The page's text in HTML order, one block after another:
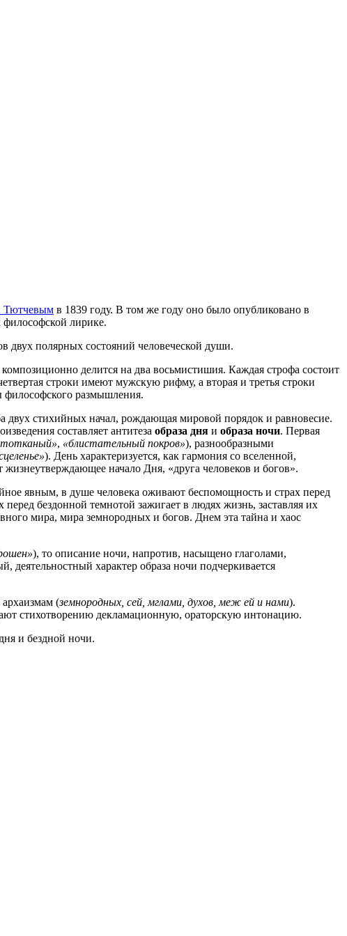
в 1839 году. В том же году оно было опубликовано в
лирике.
двух полярных состояний человеческой души.
делится на два восьмистишия. Каждая строфа состоит
строки имеют мужскую рифму, а вторая и третья строки
размышления.
двух стихийных начал, рождающая мировой порядок и равновесие.
составляет антитеза образа дня и образа ночи. Первая
, «блистательный покров»), разнообразными
). День характеризуется, как гармония со вселенной,
жизнеутверждающее начало Дня, «друга человеков и богов».
явным, в душе человека оживают беспомощность и страх перед
бездонной темнотой зажигает в людях жизнь, заставляя их
мира, мира земнородных и богов. Днем эта тайна и хаос
), то описание ночи, напротив, насыщено глаголами,
деятельностный характер образа ночи подчеркивается
(земнородных, сей, мглами, духов, меж ей и нами).
стихотворению декламационную, ораторскую интонацию.
и бездной ночи.